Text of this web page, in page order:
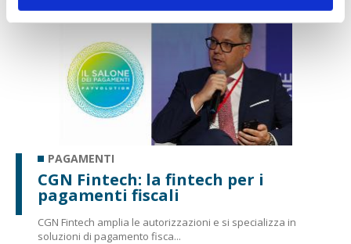
PAGAMENTI
CGN Fintech: la fintech per i
pagamenti fiscali
CGN Fintech amplia le autorizzazioni e si specializza in
soluzioni di pagamento fisca...